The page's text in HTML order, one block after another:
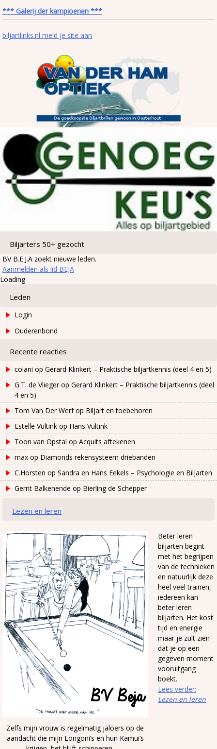
*** Galerij der kampioenen ***
biljartlinks.nl meld je site aan
Biljarters 50+ gezocht
BV B.E.J.A zoekt nieuwe leden.
Aanmelden als lid BEJA
Loading
Leden
Login
Ouderenbond
Recente reacties
colani op Gerard Klinkert – Praktische biljartkennis (deel 4 en 5)
G.T. de Vliegerop Gerard Klinkert – Praktische biljartkennis (deel
4 en 5)
Tom Van Der Werfop Biljart en toebehoren
Estelle Vultink op Hans Vultink
Toon van Opstal op Acquits aftekenen
max op Diamonds rekensysteem driebanden
C.Horsten op Sandra en Hans Eekels – Psychologie en Biljarten
Gerrit Balkenende op Bierling de Schepper
Lezen en leren
Zelfs mijn vrouw is regelmatig jaloers op de
aandacht die mijn Longoni’s en hun Kamui’s
Beter leren
biljarten begint
met het begrijpen
van de technieken
en natuurlijk deze
heel veel trainen,
iedereen kan
beter leren
biljarten. Het kost
tijd en energie
maar je zult zien
dat je op een
gegeven moment
vooruitgang
boekt.
Lees verder:
Lezen en leren